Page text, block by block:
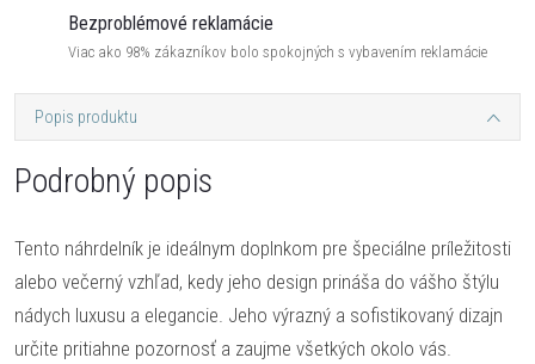
Bezproblémové reklamácie
Viac ako 98% zákazníkov bolo spokojných s vybavením reklamácie
Popis produktu
Podrobný popis
Tento náhrdelník je ideálnym doplnkom pre špeciálne príležitosti
alebo večerný vzhľad, kedy jeho design prináša do vášho štýlu
nádych luxusu a elegancie. Jeho výrazný a sofistikovaný dizajn
určite pritiahne pozornosť a zaujme všetkých okolo vás.